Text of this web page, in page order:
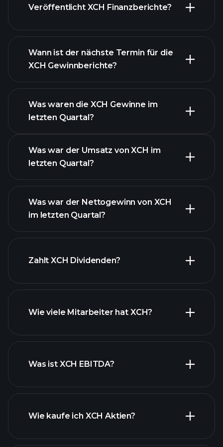
Liste der Aktien
Veröffentlicht XCH Finanzberichte?
Finanzberichte von
XCH
Wann ist der nächste Termin für die
XCH Gewinnberichte?
Was waren die XCH Gewinne im
letzten Quartal?
XCH Gewinnen
Was war der Umsatz von XCH im
letzten Quartal?
Was war der Nettogewinn von XCH
im letzten Quartal?
Zahlt XCH Dividenden?
Wie viele Mitarbeiter hat XCH?
Was ist XCH EBITDA?
Wie kaufe ich XCH Aktien?